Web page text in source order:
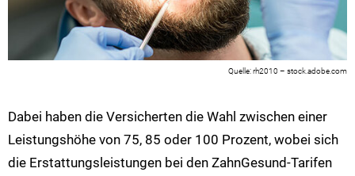
rh2010 – stock.adobe.com
Dabei haben die Versicherten die Wahl zwischen einer
Leistungshöhe von 75, 85 oder 100 Prozent, wobei sich
die Erstattungsleistungen bei den ZahnGesund-Tarifen